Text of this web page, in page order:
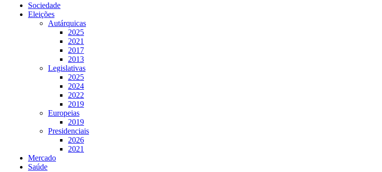
Sociedade
Eleições
Autárquicas
2025
2021
2017
2013
Legislativas
2025
2024
2022
2019
Europeias
2019
Presidenciais
2026
2021
Mercado
Saúde